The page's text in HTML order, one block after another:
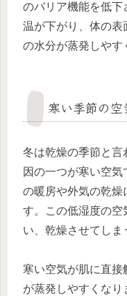
のバリア機能を低下
温が下がり、体の表
の水分が蒸発しやす
寒い季節の空
冬は乾燥の季節と言
因の一つが寒い空
の暖房や外気の乾燥
す。この低湿度の空
い、乾燥させてしま
寒い空気が肌に直
が蒸発しやすくな